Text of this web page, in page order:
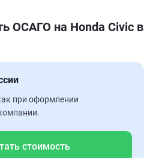
ОСАГО на Honda Civic в
при оформлении
стоимость